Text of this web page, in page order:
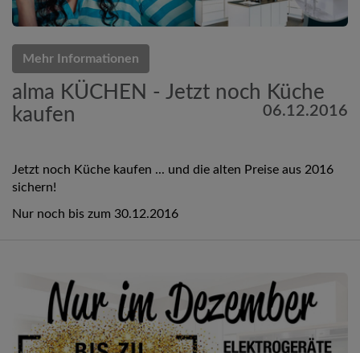
Mehr Informationen
alma KÜCHEN - Jetzt noch Küche
kaufen
06.12.2016
Jetzt noch Küche kaufen ... und die alten Preise aus 2016
sichern!
Nur noch bis zum 30.12.2016